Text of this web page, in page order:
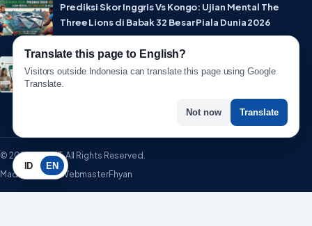
Prediksi Skor Inggris Vs Kongo: Ujian Mental The
Three Lions di Babak 32 Besar Piala Dunia 2026
© 2026 WartaIT. All Rights Reserved.
Made with ♥ by WebmasterFhyan
ID EN
Translate this page to English?
Visitors outside Indonesia can translate this page using Google
Translate.
Not now Translate